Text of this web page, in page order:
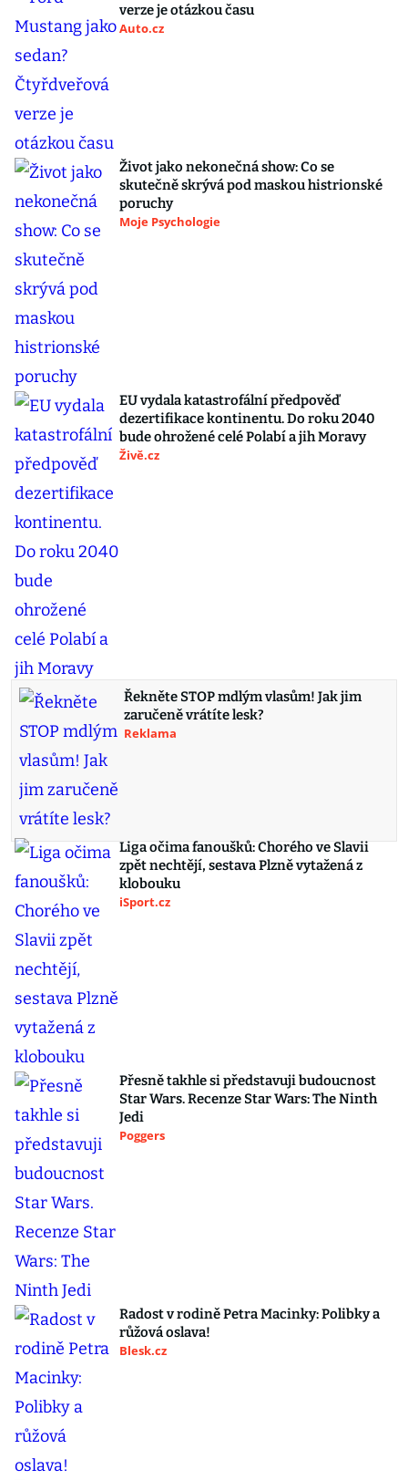
verze je otázkou času
Auto.cz
Život jako nekonečná show: Co se
skutečně skrývá pod maskou histrionské
poruchy
Moje Psychologie
EU vydala katastrofální předpověď
dezertifikace kontinentu. Do roku 2040
bude ohrožené celé Polabí a jih Moravy
Živě.cz
Řekněte STOP mdlým vlasům! Jak jim
zaručeně vrátíte lesk?
Reklama
Liga očima fanoušků: Chorého ve Slavii
zpět nechtějí, sestava Plzně vytažená z
klobouku
iSport.cz
Přesně takhle si představuji budoucnost
Star Wars. Recenze Star Wars: The Ninth
Jedi
Poggers
Radost v rodině Petra Macinky: Polibky a
růžová oslava!
Blesk.cz